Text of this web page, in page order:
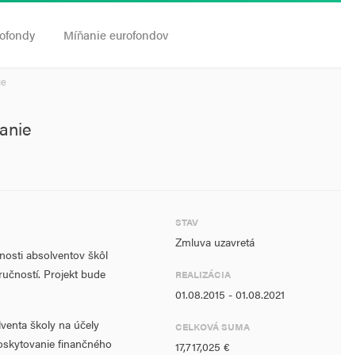
Míňanie eurofondov
absolventov škôl
Projekt bude
školy na účely
finančného
STAV
Zmluva uzavretá
REALIZÁCIA
01.08.2015 - 01.08.2021
CELKOVÁ SUMA
17,717,025 €